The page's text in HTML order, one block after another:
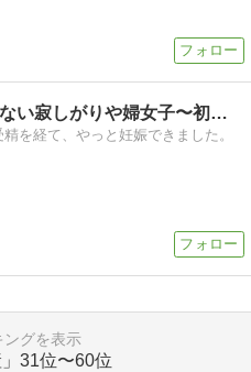
主婦になりきれない寂しがりや婦女子〜初めてのマタニティ〜
を経て、やっと妊娠できました。
ングを表示
31位〜60位